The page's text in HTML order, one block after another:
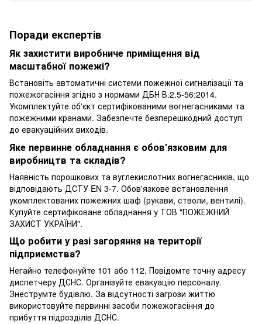
Поради експертів
Як захистити виробниче приміщення від
масштабної пожежі?
Встановіть автоматичні системи пожежної сигналізації та
пожежогасіння згідно з нормами ДБН В.2.5-56:2014.
Укомплектуйте об'єкт сертифікованими вогнегасниками та
пожежними кранами. Забезпечте безперешкодний доступ
до евакуаційних виходів.
Яке первинне обладнання є обов'язковим для
виробництв та складів?
Наявність порошкових та вуглекислотних вогнегасників, що
відповідають ДСТУ EN 3-7. Обов'язкове встановлення
укомплектованих пожежних шаф (рукави, стволи, вентилі).
Купуйте сертифіковане обладнання у ТОВ "ПОЖЕЖНИЙ
ЗАХИСТ УКРАЇНИ".
Що робити у разі загоряння на території
підприємства?
Негайно телефонуйте 101 або 112. Повідомте точну адресу
диспетчеру ДСНС. Організуйте евакуацію персоналу.
Знеструмте будівлю. За відсутності загрози життю
використовуйте первинні засоби пожежогасіння до
прибуття підрозділів ДСНС.